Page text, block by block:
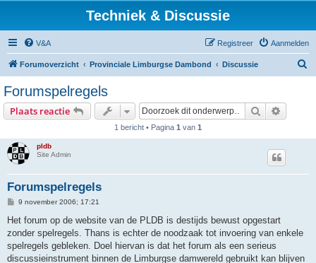
Techniek & Discussie
V&A Aanmelden
Registreer
Forumoverzicht Provinciale Limburgse Dambond Discussie
Forumspelregels
Plaats reactie Zoek
1 bericht • Pagina 1 van 1
pldb
Site Admin
Forumspelregels
B
r
c
h
9 november 2006; 17:21
Het forum op de website van de PLDB is destijds bewust opgestart
zonder spelregels. Thans is echter de noodzaak tot invoering van enkele
spelregels gebleken. Doel hiervan is dat het forum als een serieus
discussieinstrument binnen de Limburgse damwereld gebruikt kan blijven